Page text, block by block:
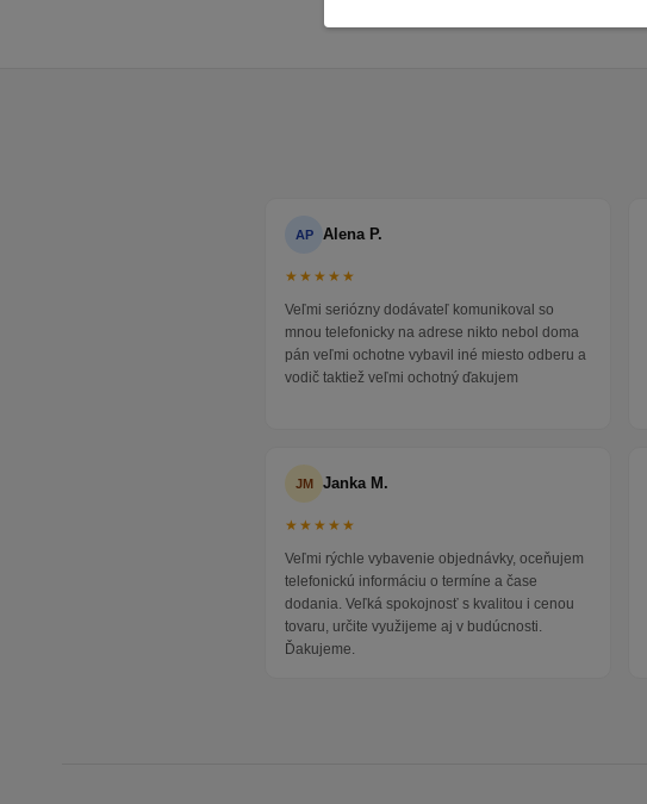
AP Alena P.
★★★★★
Veľmi seriózny dodávateľ komunikoval so
mnou telefonicky na adrese nikto nebol doma
pán veľmi ochotne vybavil iné miesto odberu a
vodič taktiež veľmi ochotný ďakujem
JM Janka M.
★★★★★
Veľmi rýchle vybavenie objednávky, oceňujem
telefonickú informáciu o termíne a čase
dodania. Veľká spokojnosť s kvalitou i cenou
tovaru, určite využijeme aj v budúcnosti.
Ďakujeme.